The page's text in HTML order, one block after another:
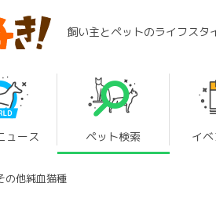
飼い主とペットのライフスタ
ュース ペット検索 イ
の他純血猫種